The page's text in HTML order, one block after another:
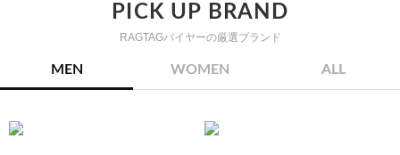
PICK UP BRAND
RAGTAGバイヤーの厳選ブランド
MEN WOMEN ALL